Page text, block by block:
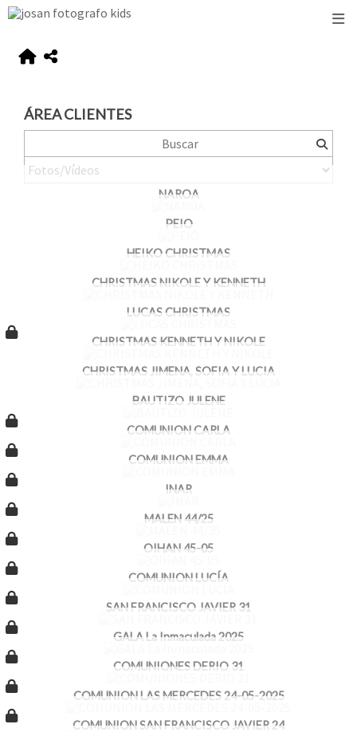
ÁREA CLIENTES
NAROA
PEIO
HEIKO CHRISTMAS
CHRISTMAS NIKOLE Y KENNETH
LUCAS CHRISTMAS
CHRISTMAS KENNETH Y NIKOLE
CHRISTMAS JIMENA, SOFIA Y LUCIA
BAUTIZO JULENE
COMUNION CARLA
COMUNION EMMA
INAR
MALEN 44/25
OIHAN 45-05
COMUNION LUCÍA
SAN FRANCISCO JAVIER 31
GALA La Inmaculada 2025
COMUNIONES DERIO 31
COMUNION LAS MERCEDES 24-05-2025
COMUNION SAN FRANCISCO JAVIER 24